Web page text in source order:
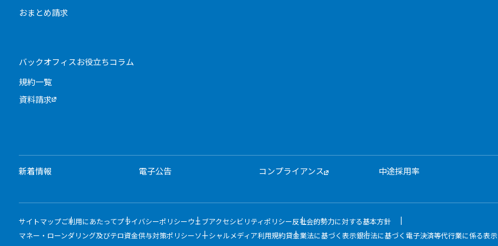
おまとめ請求
バックオフィスお役立ちコラム
規約一覧
資料請求
新着情報 電子公告 コンプライアンス 中途採用率
サイトマップご利用にあたってプライバシーポリシーウェブアクセシビリティポリシー反社会的勢力に対する基本方針
マネー・ローンダリング及びテロ資金供与対策ポリシーソーシャルメディア利用規約貸金業法に基づく表示銀行法に基づく電子決済等代行業に係る表示